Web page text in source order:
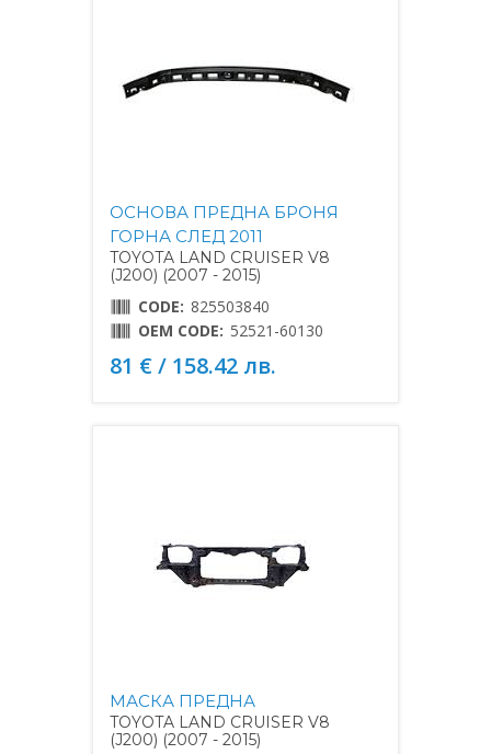
ОСНОВА ПРЕДНА БРОНЯ
ГОРНА СЛЕД 2011
TOYOTA LAND CRUISER V8
(J200) (2007 - 2015)
CODE: 825503840
OEM CODE: 52521-60130
81 € / 158.42 лв.
МАСКА ПРЕДНА
TOYOTA LAND CRUISER V8
(J200) (2007 - 2015)